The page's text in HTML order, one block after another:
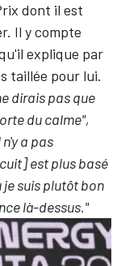
dont il est
Il y compte
explique par
taillée pour lui.
dirais pas que
du calme",
n'y a pas
est plus basé
suis plutôt bon
là-dessus."